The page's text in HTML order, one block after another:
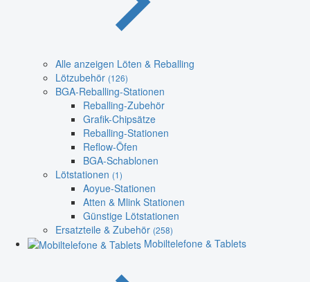
Alle anzeigen Löten & Reballing
Lötzubehör (126)
BGA-Reballing-Stationen
Reballing-Zubehör
Grafik-Chipsätze
Reballing-Stationen
Reflow-Öfen
BGA-Schablonen
Lötstationen (1)
Aoyue-Stationen
Atten & Mlink Stationen
Günstige Lötstationen
Ersatzteile & Zubehör (258)
Mobiltelefone & Tablets